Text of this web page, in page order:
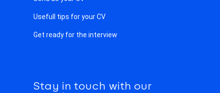
Usefull tips for your CV
Get ready for the interview
Stay in touch with our